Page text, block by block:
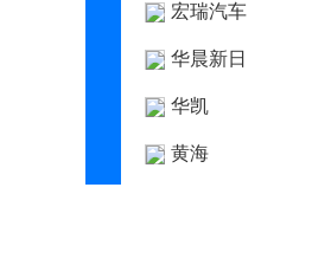
宏瑞汽车
华晨新日
华凯
黄海